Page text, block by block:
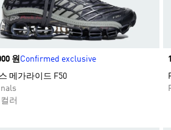
원 Confirmed exclusive
메가라이드 F50
러